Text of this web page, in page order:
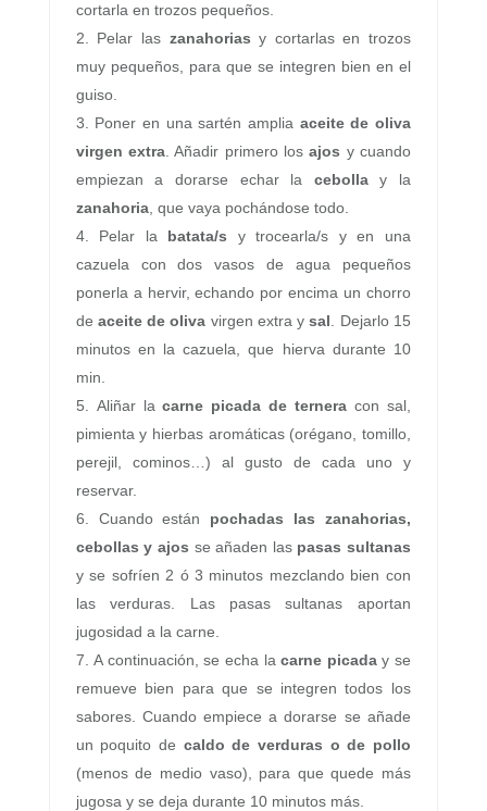
cortarla en trozos pequeños.
Pelar las zanahorias y cortarlas en trozos
muy pequeños, para que se integren bien en el
guiso.
Poner en una sartén amplia aceite de oliva
virgen extra. Añadir primero losajos y cuando
empiezan a dorarse echar la cebollay la
zanahoria, que vaya pochándose todo.
Pelar la batata/s y trocearla/s y en una
cazuela con dos vasos de agua pequeños
ponerla a hervir, echando por encima un chorro
deaceite de oliva virgen extra ysal. Dejarlo 15
minutos en la cazuela, que hierva durante 10
min.
Aliñar lacarne picada de ternera con sal,
pimienta y hierbas aromáticas (orégano, tomillo,
perejil, cominos…) al gusto de cada uno y
reservar.
Cuando están pochadas las zanahorias,
cebollas y ajos se añaden las pasas sultanas
y se sofríen 2 ó 3 minutos mezclando bien con
las verduras. Las pasas sultanas aportan
jugosidad a la carne.
A continuación, se echa lacarne picaday se
remueve bien para que se integren todos los
sabores. Cuando empiece a dorarse se añade
un poquito de caldo de verduras o de pollo
(menos de medio vaso), para que quede más
jugosa y se deja durante 10 minutos más.